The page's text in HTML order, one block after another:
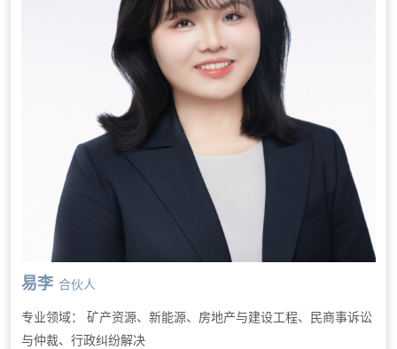
易李 合伙人
专业领域： 矿产资源、新能源、房地产与建设工程、民商事诉讼
与仲裁、行政纠纷解决